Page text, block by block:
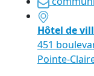
Hôtel de
451
Pointe-